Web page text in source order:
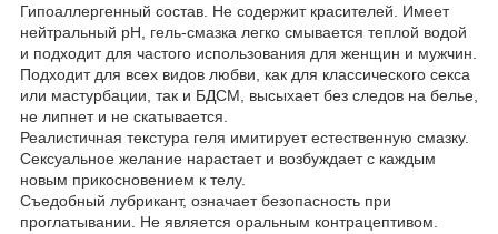
Гипоаллергенный состав. Не содержит красителей. Имеет
нейтральный pH, гель-смазка легко смывается теплой водой
и подходит для частого использования для женщин и мужчин.
Подходит для всех видов любви, как для классического секса
или мастурбации, так и БДСМ, высыхает без следов на белье,
не липнет и не скатывается.
Реалистичная текстура геля имитирует естественную смазку.
Сексуальное желание нарастает и возбуждает с каждым
новым прикосновением к телу.
Съедобный лубрикант, означает безопасность при
проглатывании. Не является оральным контрацептивом.